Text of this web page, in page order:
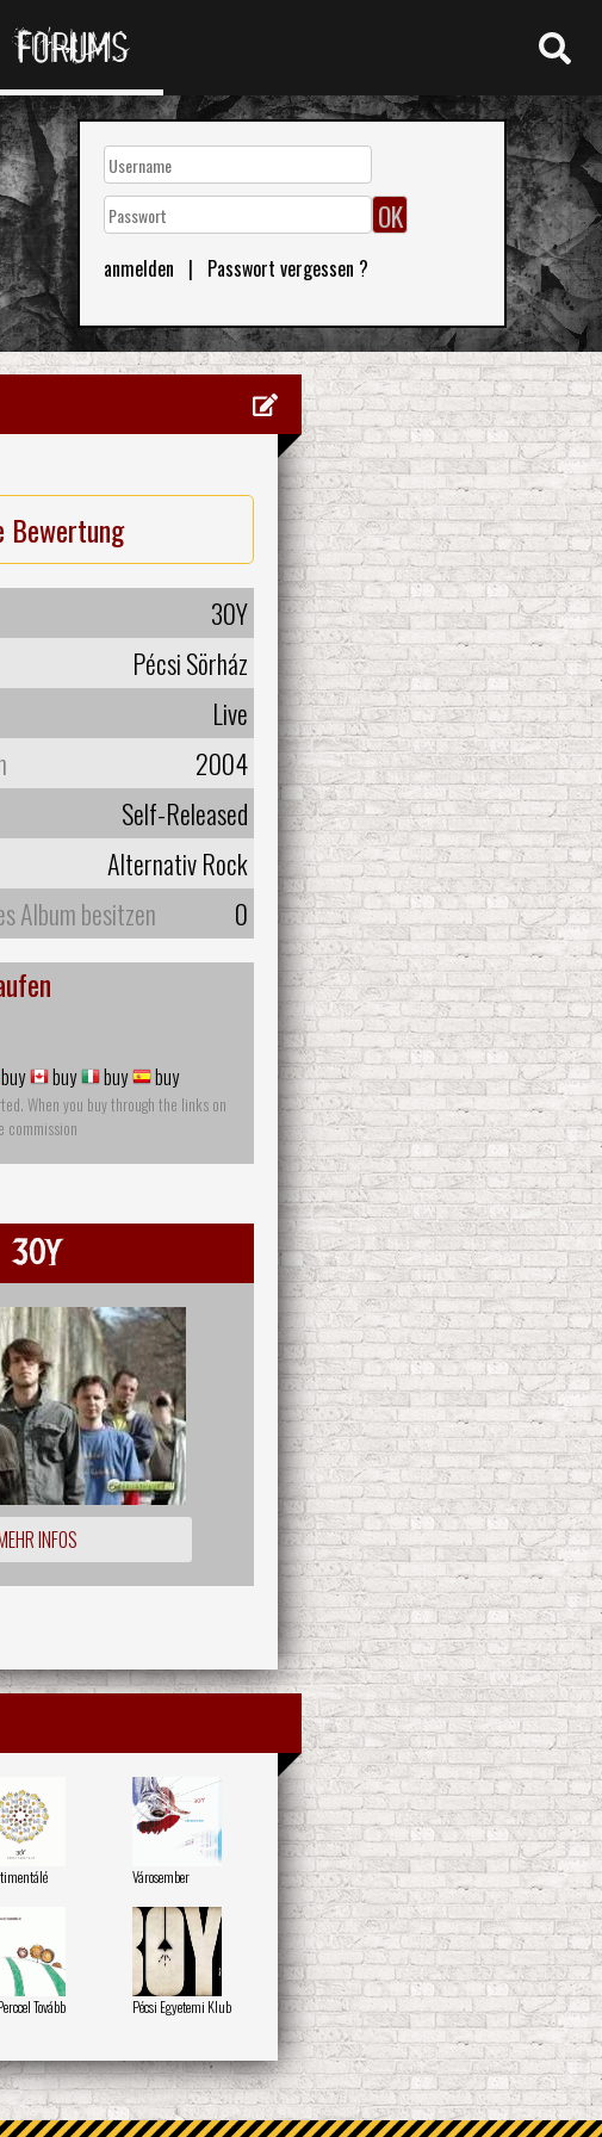
FORUMS
anmelden | Passwort vergessen ?
Bewertung
30Y
Pécsi Sörház
Live
2004
Self-Released
Alternativ Rock
Album besitzen
0
buy buy buy buy
When you buy through the links on
commission
30Y
INFOS
Városember
Tovább Pécsi Egyetemi Klub